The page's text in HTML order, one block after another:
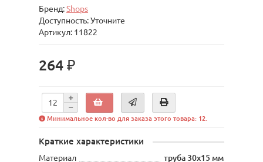
Бренд:Shops
Доступность: Уточните
Артикул: 11822
264 ₽
Минимальное кол-во для заказа этого товара: 12.
Краткие характеристики
Материал
труба 30х15 мм